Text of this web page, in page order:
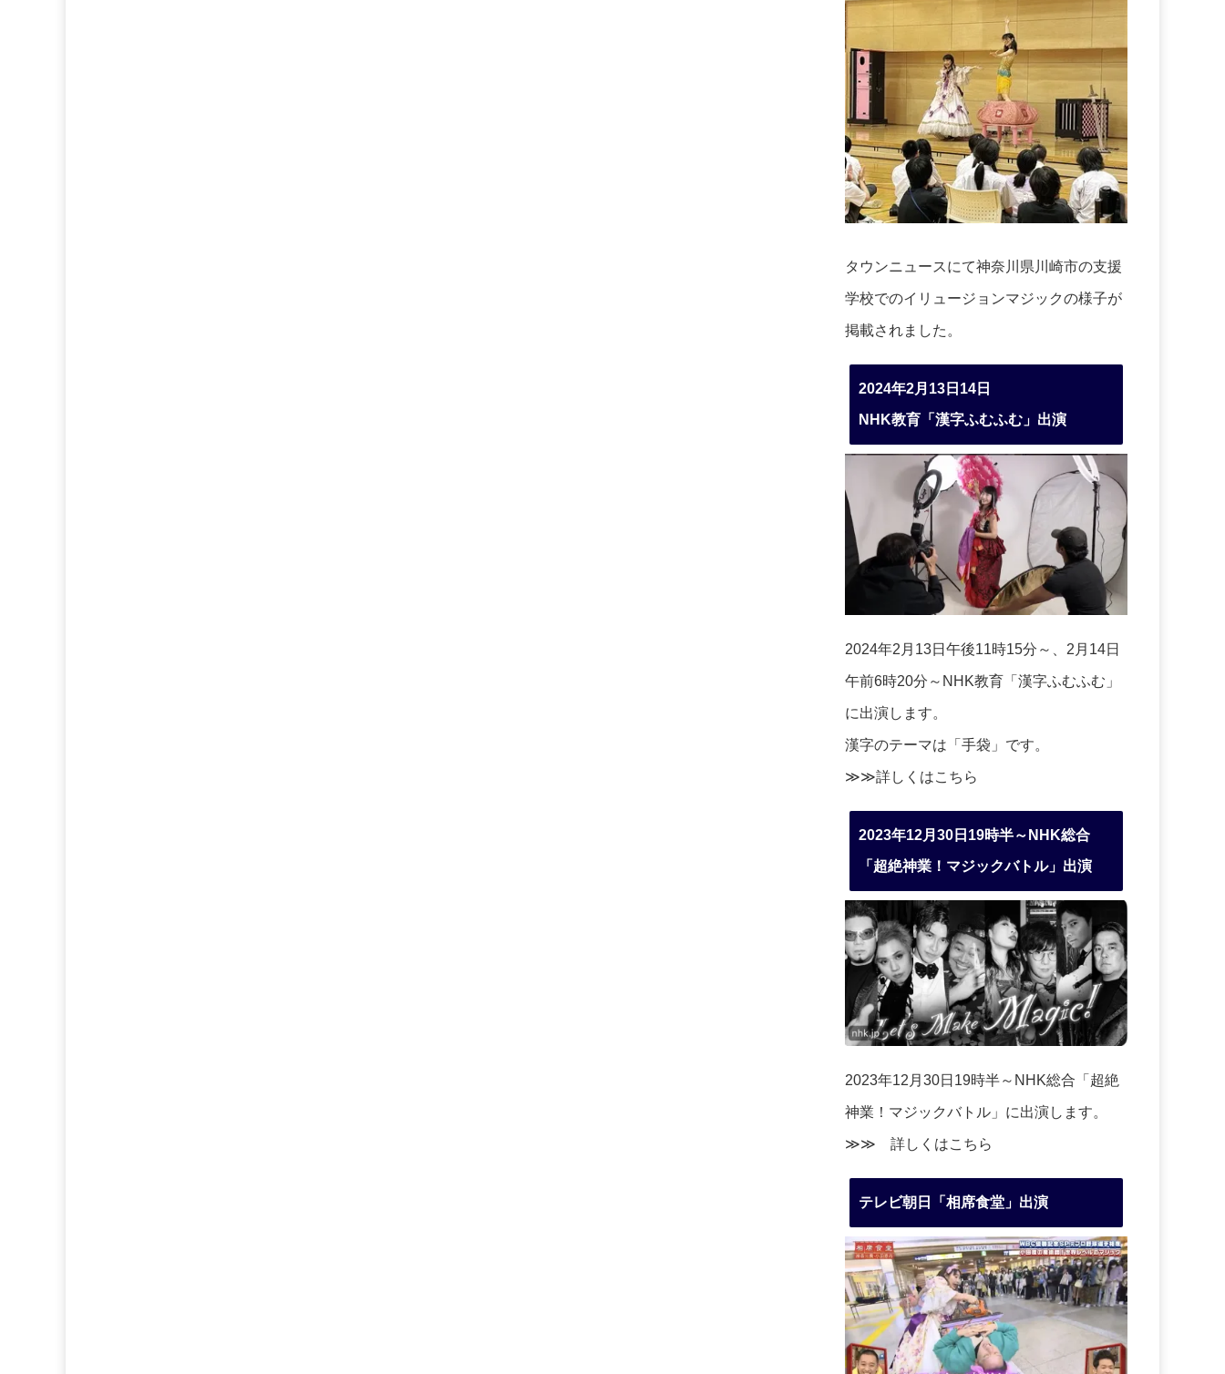
タウンニュースにて神奈川県川崎市の支援
学校でのイリュージョンマジックの様子が
掲載されました。
2024年2月13日14日
NHK教育「漢字ふむふむ」出演
2024年2月13日午後11時15分～、2月14日
午前6時20分～NHK教育「漢字ふむふむ」
に出演します。
漢字のテーマは「手袋」です。
≫≫詳しくはこちら
2023年12月30日19時半～NHK総合
「超絶神業！マジックバトル」出演
2023年12月30日19時半～NHK総合「超絶
神業！マジックバトル」に出演します。
≫≫ 詳しくはこちら
テレビ朝日「相席食堂」出演